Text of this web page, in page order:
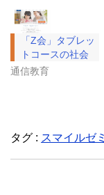
「Z会」タブレッ
トコースの社会
通信教育
タグ : スマイルゼミ